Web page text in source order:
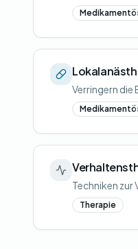
Verringern die
Techniken zur
Therapie